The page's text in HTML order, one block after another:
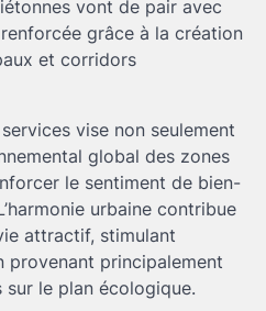
vont de pair avec
grâce à la création
et corridors
vise non seulement
global des zones
le sentiment de bien-
urbaine contribue
attractif, stimulant
provenant principalement
sur le plan écologique.